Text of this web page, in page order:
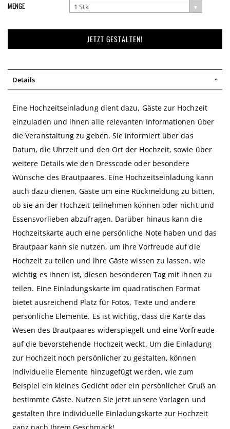
MENGE 1 Stk
JETZT GESTALTEN!
Details
Eine Hochzeitseinladung dient dazu, Gäste zur Hochzeit
einzuladen und ihnen alle relevanten Informationen über
die Veranstaltung zu geben. Sie informiert über das
Datum, die Uhrzeit und den Ort der Hochzeit, sowie über
weitere Details wie den Dresscode oder besondere
Wünsche des Brautpaares. Eine Hochzeitseinladung kann
auch dazu dienen, Gäste um eine Rückmeldung zu bitten,
ob sie an der Hochzeit teilnehmen können oder nicht und
Essensvorlieben abzufragen. Darüber hinaus kann die
Hochzeitskarte auch eine persönliche Note haben und das
Brautpaar kann sie nutzen, um ihre Vorfreude auf die
Hochzeit zu teilen und ihre Gäste wissen zu lassen, wie
wichtig es ihnen ist, diesen besonderen Tag mit ihnen zu
teilen. Eine Einladungskarte im quadratischen Format
bietet ausreichend Platz für Fotos, Texte und andere
persönliche Elemente. Es ist wichtig, dass die Karte das
Wesen des Brautpaares widerspiegelt und eine Vorfreude
auf die bevorstehende Hochzeit weckt. Um die Einladung
zur Hochzeit noch persönlicher zu gestalten, können
individuelle Elemente hinzugefügt werden, wie zum
Beispiel ein kleines Gedicht oder ein persönlicher Gruß an
bestimmte Gäste. Nutzen Sie jetzt unsere Vorlagen und
gestalten Ihre individuelle Einladungskarte zur Hochzeit